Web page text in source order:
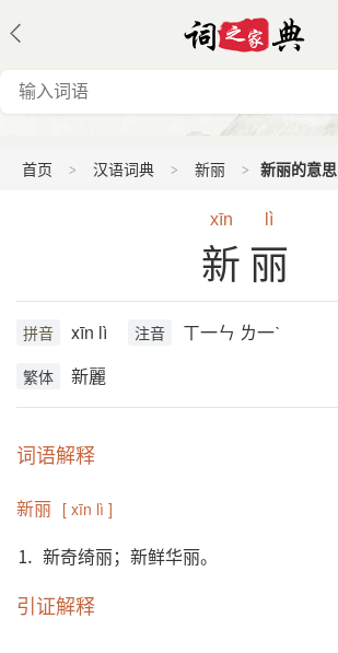
首页 汉语词典 新丽 新丽的意思
xīn lì
新丽
拼音 xīn lì 注音 ㄒ一ㄣ ㄌ一ˋ
繁体 新麗
词语解释
新丽 [ xīn lì ]
⒈ 新奇绮丽；新鲜华丽。
引证解释